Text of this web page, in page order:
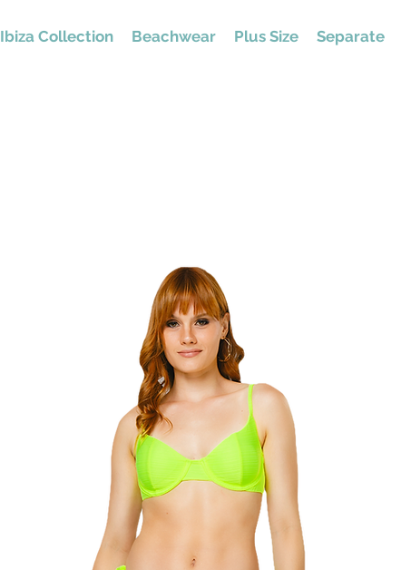
Ibiza Collection Beachwear Plus Size Separate